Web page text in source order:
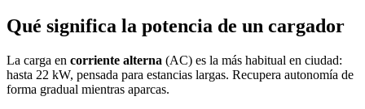
Qué significa la potencia de un cargador
La carga en corriente alterna (AC) es la más habitual en ciudad:
hasta 22 kW, pensada para estancias largas. Recupera autonomía de
forma gradual mientras aparcas.